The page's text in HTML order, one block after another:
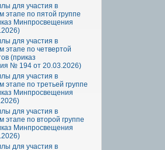
для участия в
этапе по пятой группе
Минпросвещения
для участия в
этапе по четвертой
(приказ
№ 194 от 20.03.2026)
для участия в
этапе по третьей группе
Минпросвещения
для участия в
этапе по второй группе
Минпросвещения
для участия в